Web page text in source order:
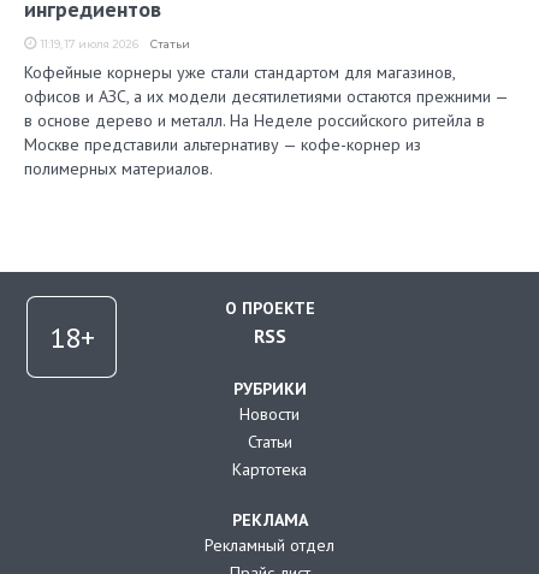
ингредиентов
11:19, 17 июля 2026 Статьи
Кофейные корнеры уже стали стандартом для магазинов,
офисов и АЗС, а их модели десятилетиями остаются прежними —
в основе дерево и металл. На Неделе российского ритейла в
Москве представили альтернативу — кофе-корнер из
полимерных материалов.
О ПРОЕКТЕ
RSS
РУБРИКИ
Новости
Статьи
Картотека
РЕКЛАМА
Рекламный отдел